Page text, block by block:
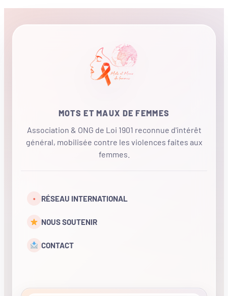
MOTS ET MAUX DE FEMMES
Association & ONG de Loi 1901 reconnue d'intérêt
général, mobilisée contre les violences faites aux
femmes.
• RÉSEAU INTERNATIONAL
NOUS SOUTENIR
CONTACT